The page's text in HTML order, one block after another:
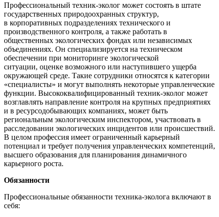
Профессиональный техник-эколог может состоять в штате
государственных природоохранных структур,
в корпоративных подразделениях технического и
производственного контроля, а также работать в
общественных экологических фондах или независимых
объединениях. Он специализируется на техническом
обеспечении при мониторинге экологической
ситуации, оценке возможного или наступившего ущерба
окружающей среде. Такие сотрудники относятся к категории
«специалисты» и могут выполнять некоторые управленческие
функции. Высококвалифицированный техник-эколог может
возглавлять направление контроля на крупных предприятиях
и в ресурсодобывающих компаниях, может быть
региональным экологическим инспектором, участвовать в
расследовании экологических инцидентов или происшествий.
В целом профессия имеет ограниченный карьерный
потенциал и требует получения управленческих компетенций,
высшего образования для планирования динамичного
карьерного роста.
Обязанности
Профессиональные обязанности техника-эколога включают в
себя: